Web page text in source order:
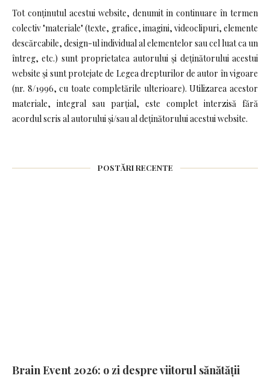
Tot conținutul acestui website, denumit in continuare în termen
colectiv "materiale" (texte, grafice, imagini, videoclipuri, elemente
descărcabile, design-ul individual al elementelor sau cel luat ca un
întreg, etc.) sunt proprietatea autorului și deținătorului acestui
website și sunt protejate de Legea drepturilor de autor în vigoare
(nr. 8/1996, cu toate completările ulterioare). Utilizarea acestor
materiale, integral sau parțial, este complet interzisă fără
acordul scris al autorului și/sau al deținătorului acestui website.
POSTĂRI RECENTE
Brain Event 2026: o zi despre viitorul sănătății